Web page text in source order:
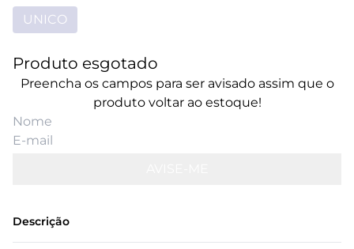
UNICO
Produto esgotado
Preencha os campos para ser avisado assim que o
produto voltar ao estoque!
Descrição